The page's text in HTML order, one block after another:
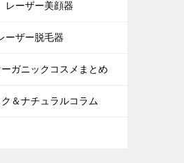
レーザー美顔器
ーザー脱毛器
ガニックコスメまとめ
＆ナチュラルコラム